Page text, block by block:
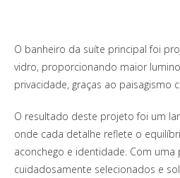
O banheiro da suíte principal foi
vidro, proporcionando maior
privacidade, graças ao paisagismo
O resultado deste projeto foi um
onde cada detalhe reflete o
aconchego e identidade. Com uma
cuidadosamente selecionados e